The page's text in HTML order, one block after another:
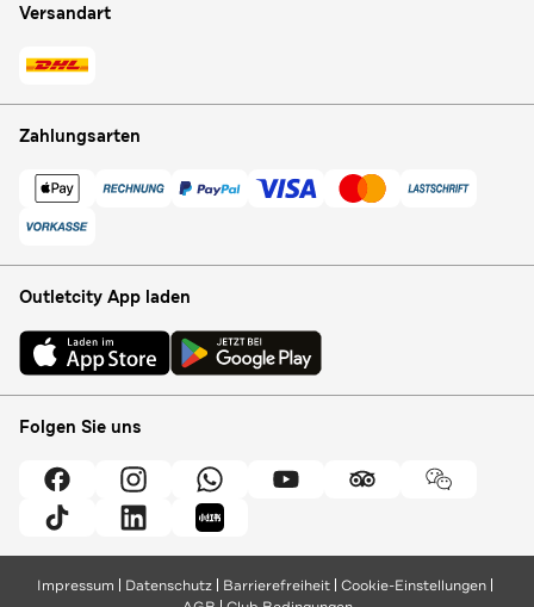
Versandart
Zahlungsarten
Outletcity App laden
Folgen Sie uns
Impressum Datenschutz Barrierefreiheit Cookie-Einstellungen